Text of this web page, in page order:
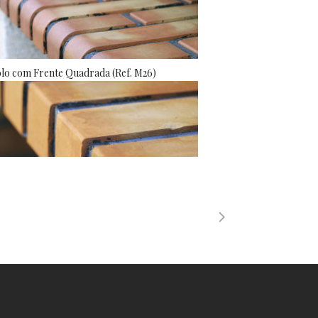
com Frente Quadrada (Ref. M26)